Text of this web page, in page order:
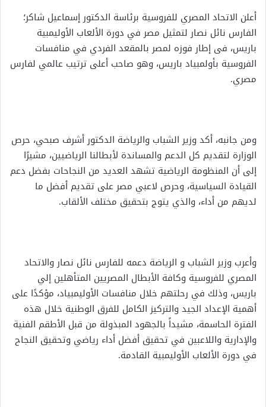
أعلن الاتحاد المصري للفروسية برئاسة الدكتور إسماعيل شاكر؛
الفارس نائل نصار لتمثيل مصر في دورة الألعاب الأوليمبية
باريس، فى إطار فوزه لمصر بالمقعد الفردي في منافسات
الفروسية بأولمبياد باريس، وهو صاحب أعلى ترتيب عالمي لفارس
مصري.
ومن جانبه، أكد وزير الشباب والرياضة الدكتور أشرف صبحي، حرص
الوزارة لتقديم كل الدعم والمساندة لأبطالنا الرياضيين، مشيرًا
إلى أن المنظومة الرياضية تشهد العديد من النجاحات بفضل دعم
القيادة السياسية، وحرص لاعبي مصر على تقديم أفضل ما
لديهم من أداء، والذي يتوج بتحقيق مختلف الألقاب.
وأعرب وزير الشباب و الرياضة دعمه للفارس نائل نصار والاتحاد
المصري للفروسية وكافة الأبطال المصريين المتأهلين إلي
باريس، وذلك في رحلتهم خلال منافسات الأوليمبياد، مؤكدًا على
أهمية الإعداد الجيد والتركيز الكامل للفرق الوطنية خلال هذه
الفترة الحاسمة، مشيداً بالجهود المبذولة من قبل الأطقم الفنية
والإدارية واللاعبين في تحقيق أفضل أداء رياضي وتحقيق النجاح
في دورة الألعاب الأوليمبية القادمة.